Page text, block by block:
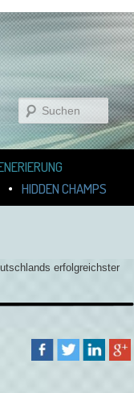
Suchen
HIDDEN CHAMPS
erfolgreichster